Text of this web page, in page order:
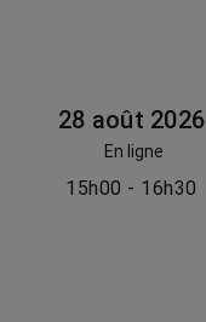
28 août 2026
En ligne
15h00 - 16h30